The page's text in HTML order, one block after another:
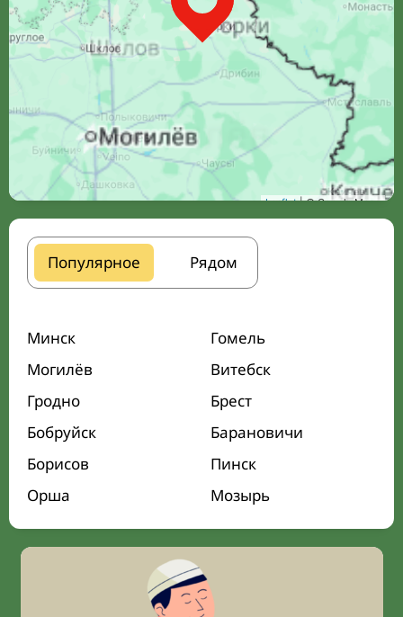
Leaflet| © Google Maps
Популярное Рядом
Минск
Гомель
Могилёв
Витебск
Гродно
Брест
Бобруйск
Барановичи
Борисов
Пинск
Орша
Мозырь